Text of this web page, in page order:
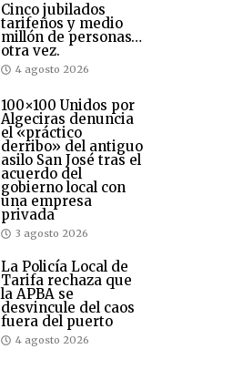
Cinco jubilados
tarifeños y medio
millón de personas…
otra vez.
4 agosto 2026
100×100 Unidos por
Algeciras denuncia
el «práctico
derribo» del antiguo
asilo San José tras el
acuerdo del
gobierno local con
una empresa
privada
3 agosto 2026
La Policía Local de
Tarifa rechaza que
la APBA se
desvincule del caos
fuera del puerto
4 agosto 2026